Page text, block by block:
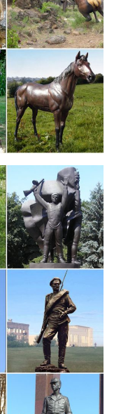
| "Талисман
в делах и
реализации
такой и оберег. В
натурального
ценами. У нас
шкатулки
фарфор ЛФЗ,
магазине Dommio
в интернет-
и статуэток с
не менее 6
заполнения.
руб.
друг".